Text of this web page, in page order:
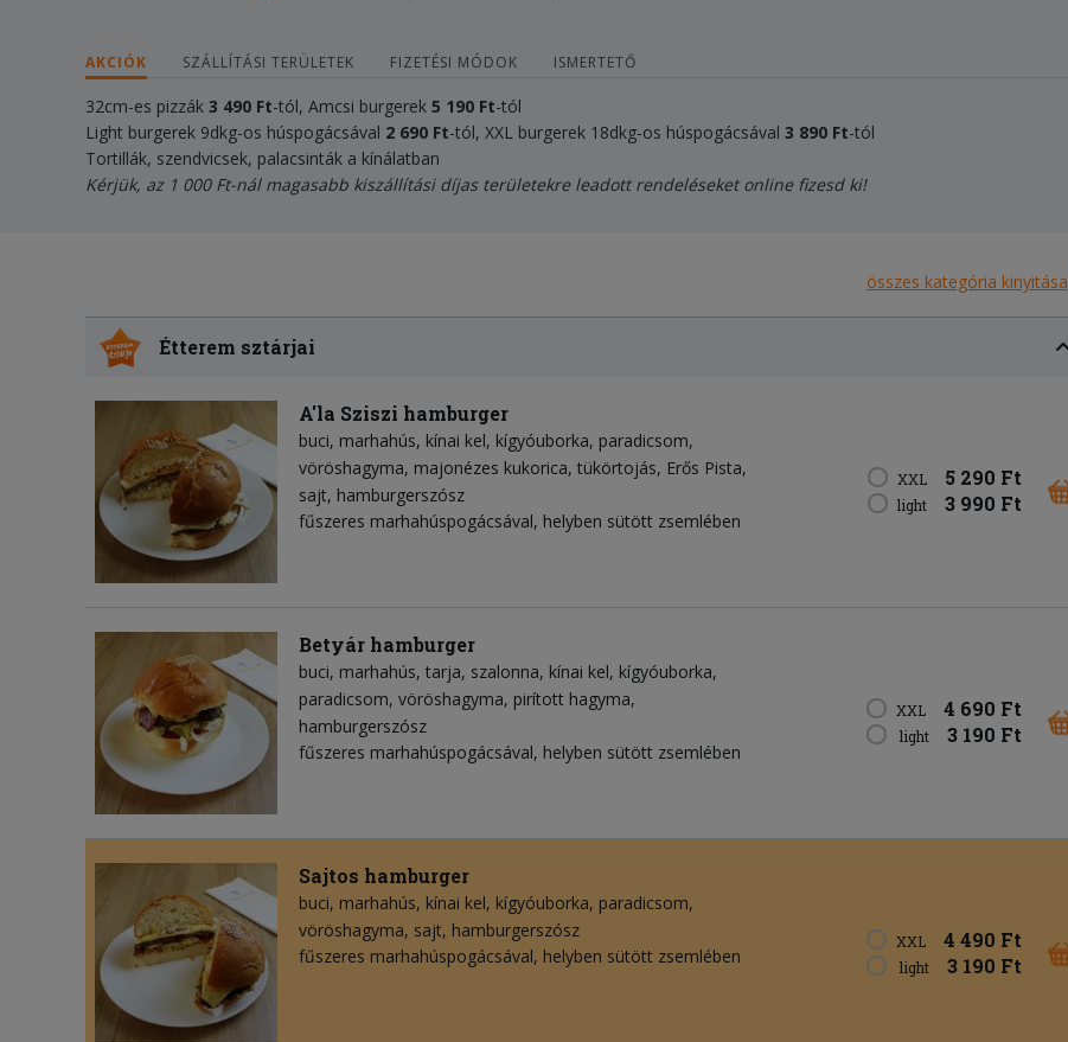
AKCIÓK SZÁLLÍTÁSI TERÜLETEK FIZETÉSI MÓDOK ISMERTETŐ
32cm-es pizzák 3 490 Ft-tól, Amcsi burgerek 5 190 Ft-tól
Light burgerek 9dkg-os húspogácsával 2 690 Ft-tól, XXL burgerek 18dkg-os húspogácsával 3 890 Ft-tól
Tortillák, szendvicsek, palacsinták a kínálatban
Kérjük, az 1 000 Ft-nál magasabb kiszállítási díjas területekre leadott rendeléseket online fizesd ki!
összes kategória kinyitása
Étterem sztárjai
A'la Sziszi hamburger
buci marhahús kínai kel kígyóuborka paradicsom
vöröshagyma majonézes kukorica tükörtojás Erős Pista
sajt hamburgerszósz
fűszeres marhahúspogácsával, helyben sütött zsemlében
XXL 5 290 Ft
light 3 990 Ft
Betyár hamburger
buci marhahús tarja szalonna kínai kel kígyóuborka
paradicsom vöröshagyma pirított hagyma
hamburgerszósz
fűszeres marhahúspogácsával, helyben sütött zsemlében
XXL 4 690 Ft
light 3 190 Ft
Sajtos hamburger
buci marhahús kínai kel kígyóuborka paradicsom
vöröshagyma sajt hamburgerszósz
fűszeres marhahúspogácsával, helyben sütött zsemlében
XXL 4 490 Ft
light 3 190 Ft